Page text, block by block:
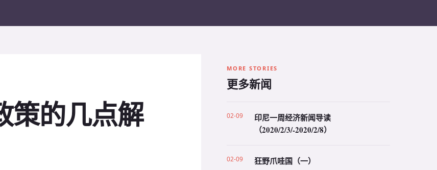
策的几点解
MORE STORIES
更多新闻
02-09
印尼一周经济新闻导读
（2020/2/3/-2020/2/8）
02-09 狂野爪哇国（一）